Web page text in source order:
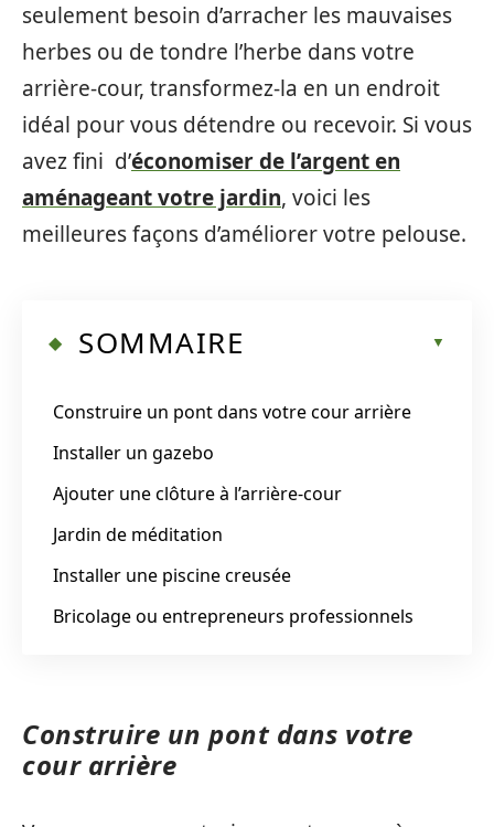
seulement besoin d’arracher les mauvaises
herbes ou de tondre l’herbe dans votre
arrière-cour, transformez-la en un endroit
idéal pour vous détendre ou recevoir. Si vous
avez fini d’économiser de l’argent en
aménageant votre jardin, voici les
meilleures façons d’améliorer votre pelouse.
SOMMAIRE
Construire un pont dans votre cour arrière
Installer un gazebo
Ajouter une clôture à l’arrière-cour
Jardin de méditation
Installer une piscine creusée
Bricolage ou entrepreneurs professionnels
Construire un pont dans votre
cour arrière